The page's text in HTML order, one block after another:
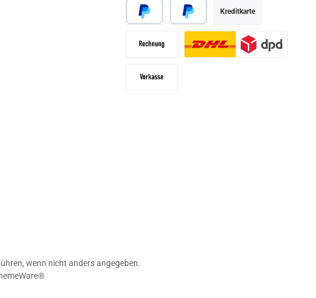
Später bezahlen
Kreditkarte
von Thomashilfen
wenn nicht anders angegeben.